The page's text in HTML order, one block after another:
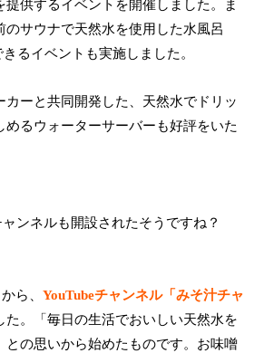
供するイベントを開催しました。ま
のサウナで天然水を使用した水風呂
るイベントも実施しました。
カーと共同開発した、天然水でドリッ
めるウォーターサーバーも好評をいた
ンネルも開設されたそうですね？
ら、YouTubeチャンネル「みそ汁チャ
た。「毎日の生活でおいしい天然水を
との思いから始めたものです。お味噌